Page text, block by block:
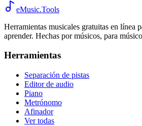
eMusic.Tools
Herramientas musicales gratuitas en línea
aprender. Hechas por músicos, para
Herramientas
Separación de pistas
Editor de audio
Piano
Metrónomo
Afinador
Ver todas